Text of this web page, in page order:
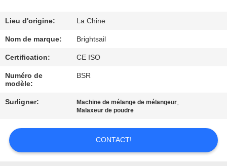
CONTRÔLE
DE
QUALITÉ
CONTACTEZ-
NOUS
NOUVELLES
Lieu d'origine: La Chine
Nom de marque: Brightsail
Certification: CE ISO
Numéro de
modèle:
BSR
Surligner: Machine de mélange de mélangeur,
Malaxeur de poudre
CONTACT!